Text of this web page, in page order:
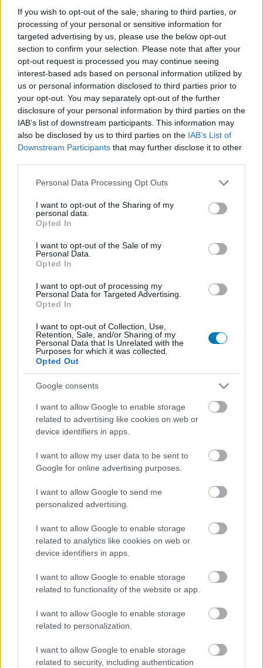
If you wish to opt-out of the sale, sharing to third parties, or
processing of your personal or sensitive information for
targeted advertising by us, please use the below opt-out
section to confirm your selection. Please note that after your
opt-out request is processed you may continue seeing
interest-based ads based on personal information utilized by
us or personal information disclosed to third parties prior to
your opt-out. You may separately opt-out of the further
disclosure of your personal information by third parties on the
IAB’s list of downstream participants. This information may
also be disclosed by us to third parties on the IAB’s List of
Downstream Participants that may further disclose it to other
Please note that this website/app uses one or more Google
not limited to your visit or usage behaviour. You may click to
grant or deny consent to Google and its third-party tags to
use your data for below specified purposes in below Google
consent section.
Personal Data Processing Opt Outs
I want to opt-out of the Sharing of my
personal data.
Opted In
I want to opt-out of the Sale of my
Personal Data.
Opted In
I want to opt-out of processing my
Personal Data for Targeted Advertising.
Opted In
I want to opt-out of Collection, Use,
Retention, Sale, and/or Sharing of my
Personal Data that Is Unrelated with the
Purposes for which it was collected.
Opted Out
Google consents
I want to allow Google to enable storage
related to advertising like cookies on web or
device identifiers in apps.
I want to allow my user data to be sent to
Google for online advertising purposes.
I want to allow Google to send me
personalized advertising.
I want to allow Google to enable storage
related to analytics like cookies on web or
device identifiers in apps.
I want to allow Google to enable storage
related to functionality of the website or app.
I want to allow Google to enable storage
related to personalization.
I want to allow Google to enable storage
related to security, including authentication
Nem feledkezett meg a Ninja Theory hazánkról a Senua's
Saga: Hellblade II megjelenés kapcsán.
Senua's Saga: Hellblade 2
| 2024.04.04 18:25
majd, de ennek az xboxosok megfizetik az árát.
Nem lesz teljes árú játék a Senua's Saga: Hellblade
| 2024.01.19 07:42
Az is kiderült továbbá, hogy milyen hosszú a Ninja Theory
változatra.